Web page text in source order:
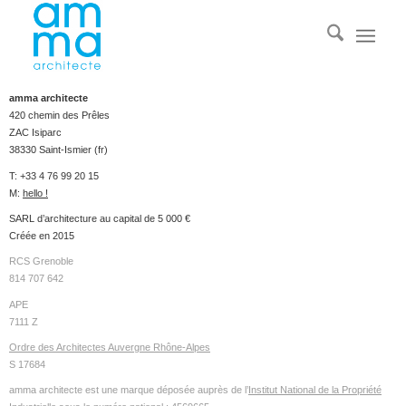
amma architecte
420 chemin des Prêles
ZAC Isiparc
38330 Saint-Ismier (fr)
T: +33 4 76 99 20 15
M: hello !
SARL d’architecture au capital de 5 000 €
Créée en 2015
RCS Grenoble
814 707 642
APE
7111 Z
Ordre des Architectes Auvergne Rhône-Alpes
S 17684
amma architecte est une marque déposée auprès de l’ Institut National de la Propriété